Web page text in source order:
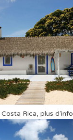
Rica, plus d’info